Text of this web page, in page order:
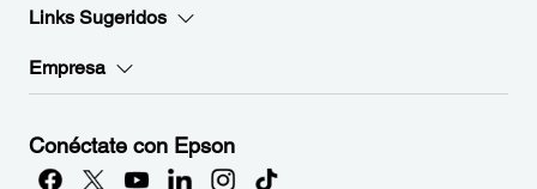
Links Sugeridos
Empresa
Conéctate con Epson